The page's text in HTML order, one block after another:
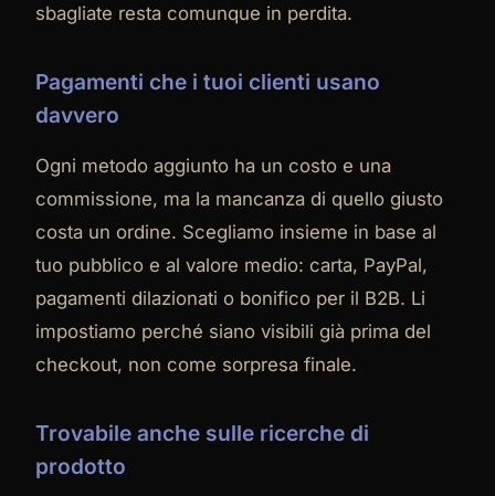
sbagliate resta comunque in perdita.
Pagamenti che i tuoi clienti usano
davvero
Ogni metodo aggiunto ha un costo e una
commissione, ma la mancanza di quello giusto
costa un ordine. Scegliamo insieme in base al
tuo pubblico e al valore medio: carta, PayPal,
pagamenti dilazionati o bonifico per il B2B. Li
impostiamo perché siano visibili già prima del
checkout, non come sorpresa finale.
Trovabile anche sulle ricerche di
prodotto